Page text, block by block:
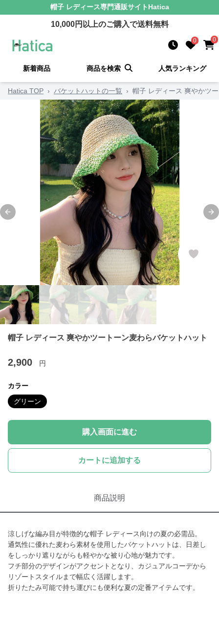
帽子 レディース専門通販サイト Hatica
10,000円以上のご購入で送料無料
0 0
新着商品 商品を検索 人気ランキング
Hatica TOP › バケットハットの一覧 › 帽子 レディース 爽やかツ
Previous slide
帽子 レディース 爽やかツートーン麦わらバケットハット
2,900 円
カラー
グリーン
購入画面に進む
カートに追加する
商品説明
涼しげな編み目が特徴的な帽子 レディース向けの夏の必需品。
通気性に優れた麦わら素材を使用したバケットハットは、日差し
をしっかり遮りながらも軽やかな被り心地が魅力です。
フチ部分のデザインがアクセントとなり、カジュアルコーデから
リゾートスタイルまで幅広く活躍します。
折りたたみ可能で持ち運びにも便利な夏の定番アイテムです。